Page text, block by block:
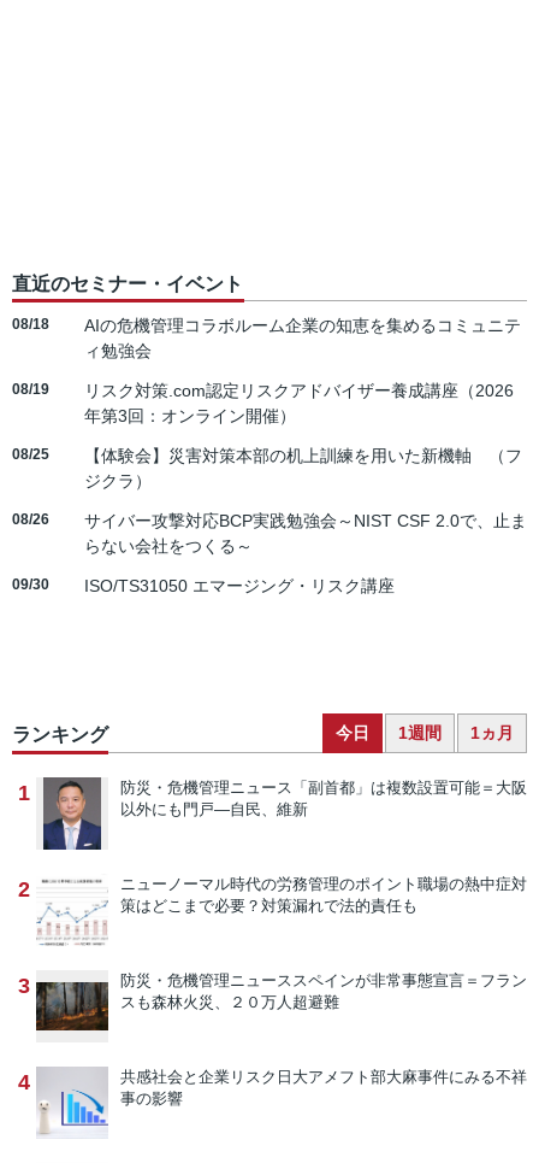
直近のセミナー・イベント
08/18
AIの危機管理コラボルーム企業の知恵を集めるコミュニテ
ィ勉強会
08/19
リスク対策.com認定リスクアドバイザー養成講座（2026
年第3回：オンライン開催）
08/25
【体験会】災害対策本部の机上訓練を用いた新機軸 （フ
ジクラ）
08/26
サイバー攻撃対応BCP実践勉強会～NIST CSF 2.0で、止ま
らない会社をつくる～
09/30 ISO/TS31050 エマージング・リスク講座
ランキング 今日 1週間 1ヵ月
1 防災・危機管理ニュース 「副首都」は複数設置可能＝大阪
以外にも門戸―自民、維新
2 ニューノーマル時代の労務管理のポイント 職場の熱中症対
策はどこまで必要？対策漏れで法的責任も
3 防災・危機管理ニューススペインが非常事態宣言＝フラン
スも森林火災、２０万人超避難
4 共感社会と企業リスク 日大アメフト部大麻事件にみる不祥
事の影響